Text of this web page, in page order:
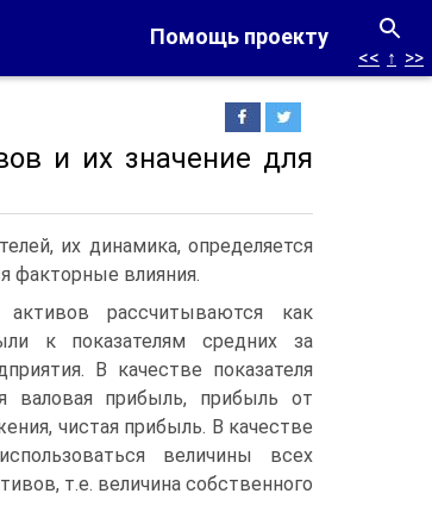
Помощь проекту
<< ↑ >>
и их значение для
их динамика, определяется
факторные влияния.
активов рассчитываются как
к показателям средних за
В качестве показателя
валовая прибыль, прибыль от
чистая прибыль. В качестве
величины всех
т.е. величина собственного